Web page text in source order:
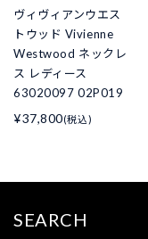
ヴィヴィアンウエス
トウッド Vivienne
Westwood ネックレ
ス レディース
63020097 02P019
¥37,800(税込)
SEARCH